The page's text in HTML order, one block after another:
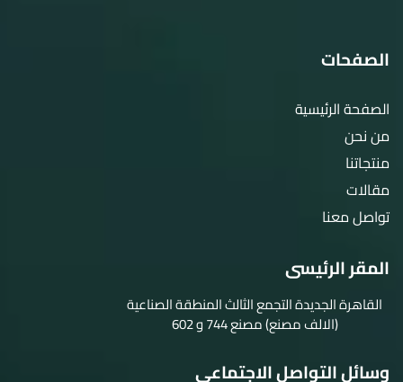
الصفحات
الصفحة الرئيسية
من نحن
منتجاتنا
مقالات
تواصل معنا
المقر الرئيسى
القاهرة الجديدة التجمع الثالث المنطقة الصناعية
(الالف مصنع) مصنع 744 و 602
وسائل التواصل الاجتماعي